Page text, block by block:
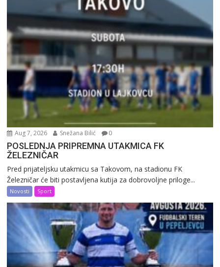
Aug 7, 2026 Snežana Bilić 0
POSLEDNJA PRIPREMNA UTAKMICA FK
ŽELEZNIČAR
Pred prijateljsku utakmicu sa Takovom, na stadionu FK
Železničar će biti postavljena kutija za dobrovoljne priloge...
Novosti Sport